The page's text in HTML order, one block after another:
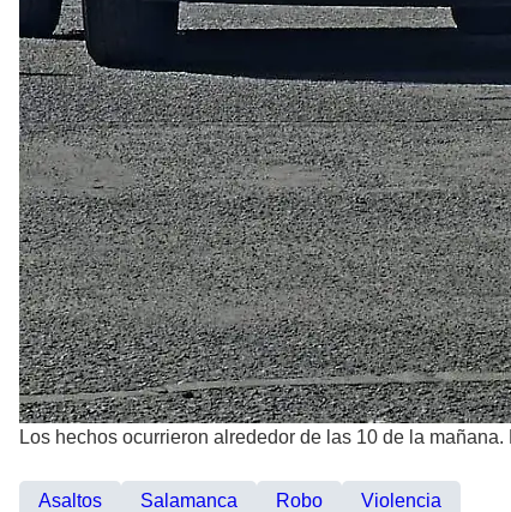
Los hechos ocurrieron alrededor de las 10 de la
Asaltos Salamanca Robo Violencia